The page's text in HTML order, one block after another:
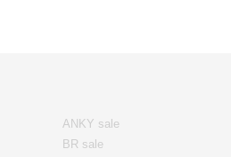
ANKY sale
BR sale